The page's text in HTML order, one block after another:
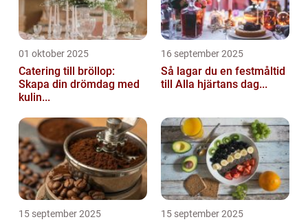
01 oktober 2025
Catering till bröllop:
Skapa din drömdag med
kulin...
16 september 2025
Så lagar du en festmåltid
till Alla hjärtans dag...
15 september 2025 15 september 2025